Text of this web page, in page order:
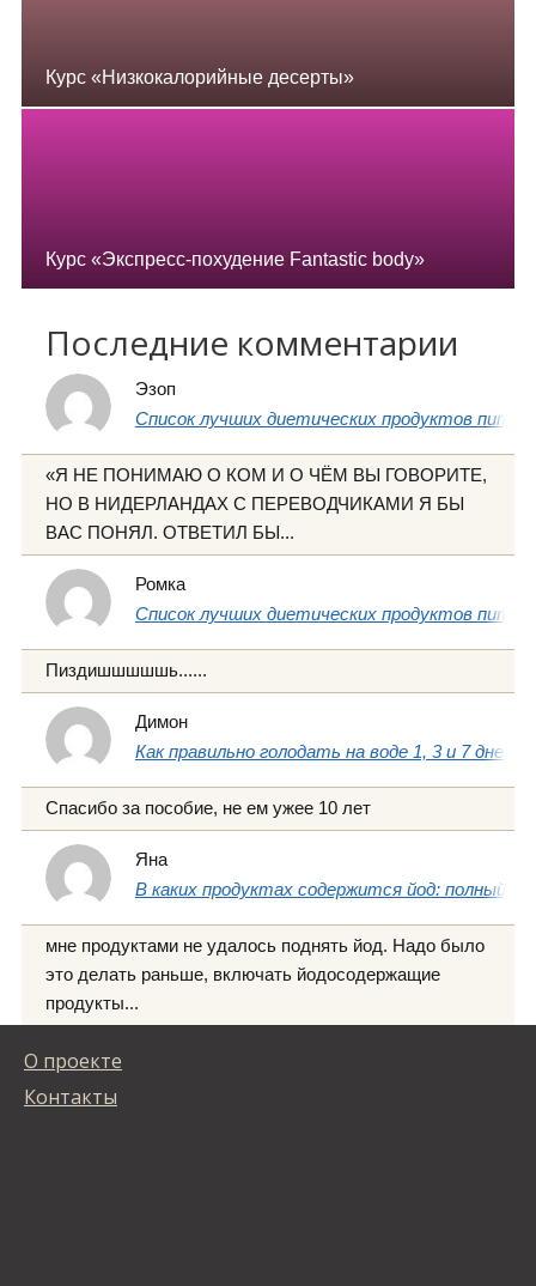
Курс «Низкокалорийные десерты»
Курс «Экспресс-похудение Fantastic body»
Последние комментарии
Эзоп
Список лучших диетических продуктов
«Я НЕ ПОНИМАЮ О КОМ И О ЧЁМ ВЫ ГОВОРИТЕ,
НО В НИДЕРЛАНДАХ С ПЕРЕВОДЧИКАМИ Я БЫ
ВАС ПОНЯЛ. ОТВЕТИЛ БЫ...
Ромка
Список лучших диетических продуктов
Пиздишшшшшь......
Димон
Как правильно голодать на воде 1, 3 и 7 дней
Спасибо за пособие, не ем ужее 10 лет
Яна
В каких продуктах содержится йод: полный
мне продуктами не удалось поднять йод. Надо было
это делать раньше, включать йодосодержащие
продукты...
О проекте
Контакты